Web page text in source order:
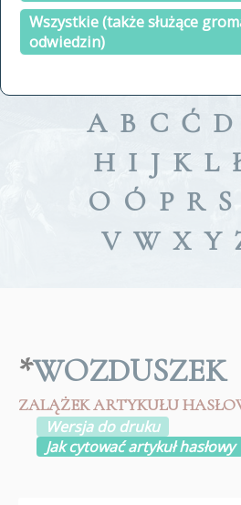
Wszystkie (także służące
odwiedzin)
a fronte
A B C Ć D
H I J K L
O Ó P R S
V W X Y
*WOZDUSZEK
ZALĄŻEK ARTYKUŁU
Wersja do druku
Jak cytować artykuł hasłowy